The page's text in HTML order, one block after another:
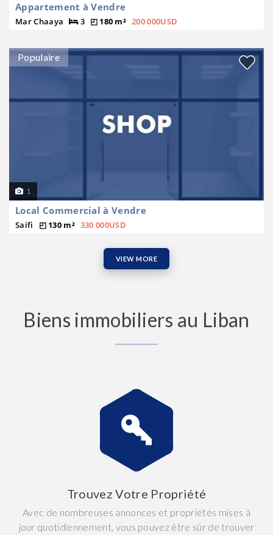
Appartement à Vendre
Mar Chaaya 3 180 m² 200 000USD
Populaire
1
Local Commercial à Vendre
Saifi 130 m² 330 000USD
VIEW MORE
Biens immobiliers au Liban
Trouvez Votre Propriété
Avec de nombreuses annonces et propriétés mises à
jour quotidiennement, vous pouvez être sûr de trouver